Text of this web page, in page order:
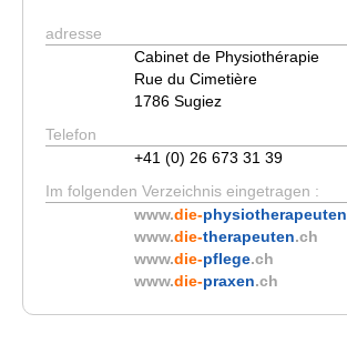
adresse
Cabinet de Physiothérapie
Rue du Cimetière
1786 Sugiez
Telefon
+41 (0) 26 673 31 39
Im folgenden Verzeichnis eingetragen :
www.die-physiotherapeuten
www.die-therapeuten.ch
www.die-pflege.ch
www.die-praxen.ch